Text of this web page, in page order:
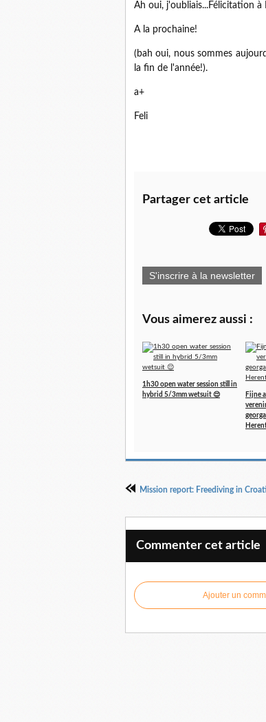
Ah oui, j'oubliais...Félicitation
A la prochaine!
(bah oui, nous sommes
la fin de l'année!).
a+
Feli
Partager cet article
S'inscrire à la newsletter
Vous aimerez aussi :
1h30 open water session still in
hybrid 5/3mm wetsuit 😌
Fijne
Mission report: Freediving in
Commenter cet article
Ajouter un